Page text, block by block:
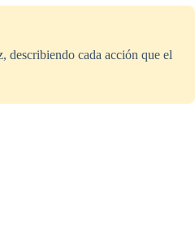
describiendo cada acción que el